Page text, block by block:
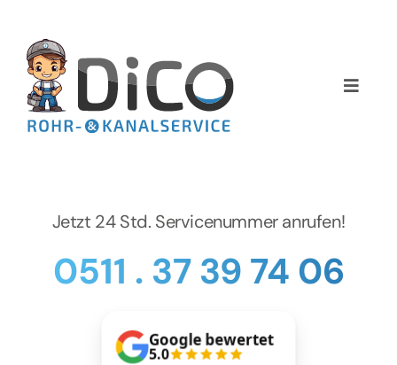
springen
Toggle
Home
NEWS
Jetzt 24 Std. Servicenummer anrufen!
0511 . 37 39 74 06
Google bewertet
5.0